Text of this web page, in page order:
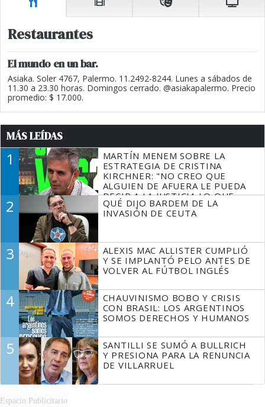
Restaurantes
El mundo en un bar.
Asiaka. Soler 4767, Palermo. 11.2492-8244. Lunes a sábados de
11.30 a 23.30 horas. Domingos cerrado. @asiakapalermo. Precio
promedio: $ 17.000.
MÁS LEÍDAS
1
MARTÍN MENEM SOBRE LA
ESTRATEGIA DE CRISTINA
KIRCHNER: "NO CREO QUE
ALGUIEN DE AFUERA LE PUEDA
DECIR A LA JUSTICIA LO QUE
TIENE QUE HACER"
2
QUÉ DIJO BARDEM DE LA
INVASIÓN DE CEUTA
3
ALEXIS MAC ALLISTER CUMPLIÓ
Y SE IMPLANTÓ PELO ANTES DE
VOLVER AL FÚTBOL INGLÉS
4
CHAUVINISMO BOBO Y CRISIS
CON BRASIL: LOS ARGENTINOS
SOMOS DERECHOS Y HUMANOS
5
SANTILLI SE SUMÓ A BULLRICH
Y PRESIONA PARA LA RENUNCIA
DE VILLARRUEL
Espacio Publicitario